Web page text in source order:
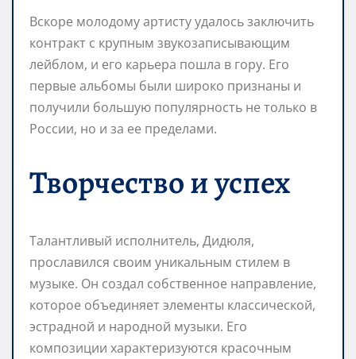
Вскоре молодому артисту удалось заключить
контракт с крупным звукозаписывающим
лейблом, и его карьера пошла в гору. Его
первые альбомы были широко признаны и
получили большую популярность не только в
России, но и за ее пределами.
Творчество и успех
Талантливый исполнитель, Дидюля,
прославился своим уникальным стилем в
музыке. Он создал собственное направление,
которое объединяет элементы классической,
эстрадной и народной музыки. Его
композиции характеризуются красочным